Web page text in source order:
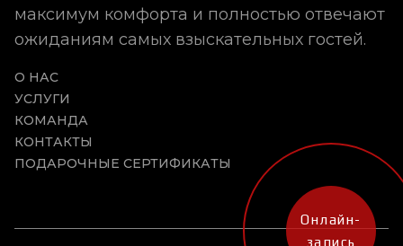
максимум комфорта и полностью отвечают
ожиданиям самых взыскательных гостей.
О НАС
УСЛУГИ
КОМАНДА
КОНТАКТЫ
ПОДАРОЧНЫЕ СЕРТИФИКАТЫ
Онлайн-
запись